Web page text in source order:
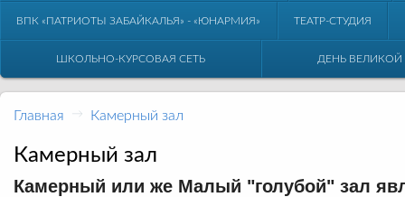
ВПК «ПАТРИОТЫ ЗАБАЙКАЛЬЯ» - «ЮНАРМИЯ» ТЕАТР-СТУДИЯ
ШКОЛЬНО-КУРСОВАЯ СЕТЬ ДЕНЬ
Главная → Камерный зал
Камерный зал
Камерный или же Малый "голубой" зал